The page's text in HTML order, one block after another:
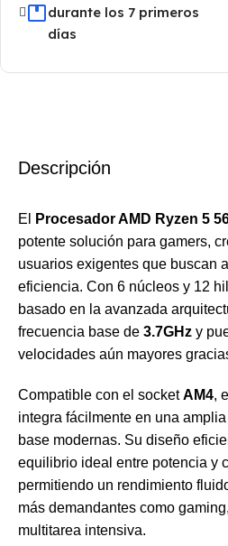
durante los 7 primeros
días
Descripción
El Procesador AMD Ryzen 5
potente solución para gamers,
usuarios exigentes que buscan
eficiencia. Con 6 núcleos y 12
basado en la avanzada
frecuencia base de 3.7GHz y
velocidades aún mayores
Compatible con el socketAM4,
integra fácilmente en una
base modernas. Su diseño
equilibrio ideal entre potencia y
permitiendo un rendimiento
más demandantes como
multitarea intensiva.